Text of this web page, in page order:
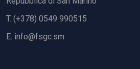
T. (+378) 0549 990515
E. info@fsgc.sm